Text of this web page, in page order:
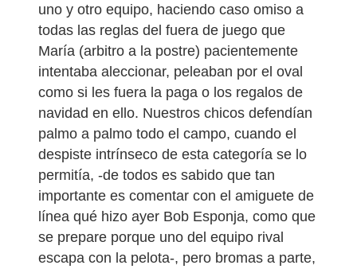
uno y otro equipo, haciendo caso omiso a
todas las reglas del fuera de juego que
María (arbitro a la postre) pacientemente
intentaba aleccionar, peleaban por el oval
como si les fuera la paga o los regalos de
navidad en ello. Nuestros chicos defendían
palmo a palmo todo el campo, cuando el
despiste intrínseco de esta categoría se lo
permitía, -de todos es sabido que tan
importante es comentar con el amiguete de
línea qué hizo ayer Bob Esponja, como que
se prepare porque uno del equipo rival
escapa con la pelota-, pero bromas a parte,